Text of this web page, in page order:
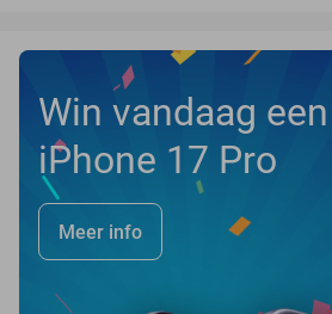
Win vandaag
iPhone 17 Pro
Meer info